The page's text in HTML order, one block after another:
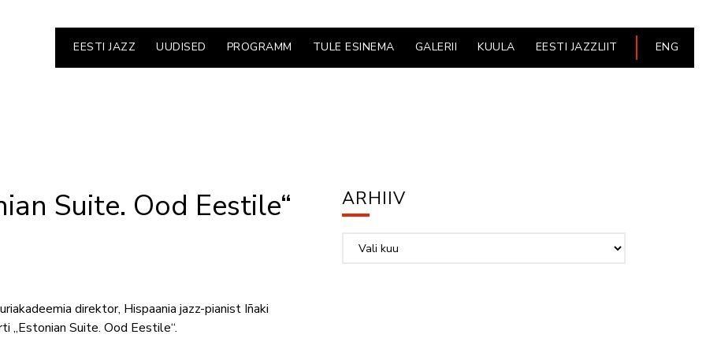
EESTI JAZZ UUDISED PROGRAMM TULE ESINEMA GALERII KUULA EESTI JAZZLIIT ENG
Suite. Ood Eestile“
direktor, Hispaania jazz-pianist Iñaki
„Estonian Suite. Ood Eestile“.
ARHIIV